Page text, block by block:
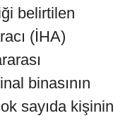
belirtilen
(İHA)
binasının
sayıda kişinin